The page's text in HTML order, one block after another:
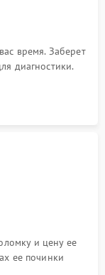
время. Заберет
диагностики.
и цену ее
ее починки